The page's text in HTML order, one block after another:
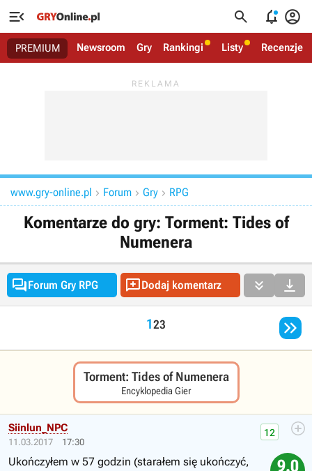
   
PREMIUM Newsroom Gry Rankingi Listy Recenzje
www.gry-online.pl  Forum  Gry  RPG
Komentarze do gry: Torment: Tides of
Numenera
Forum Gry RPG Dodaj komentarz  
123 
Torment: Tides of Numenera
Encyklopedia Gier
11.03.2017 17:30
12
Siinlun_NPC
9.0
Ukończyłem w 57 godzin (starałem się ukończyć,